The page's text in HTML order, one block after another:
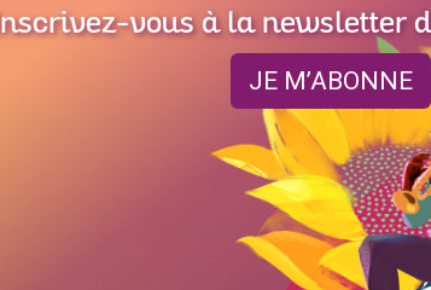
Inscrivez-vous à la newsletter
JE M’ABONNE